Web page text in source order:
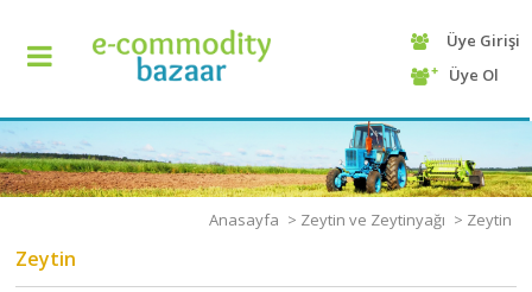
+90
425
13
70
Üye Girişi
Üye Ol
Anasayfa > Zeytin ve Zeytinyağı > Zeytin
Zeytin